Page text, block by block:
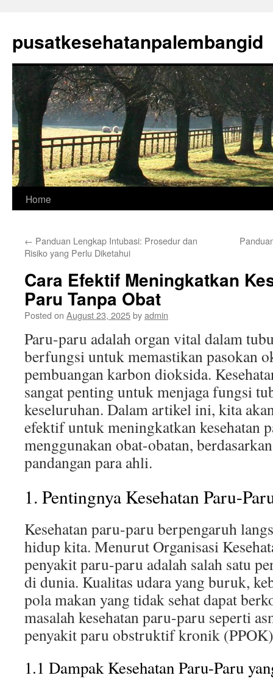
content
pusatkesehatanpalembangid
Home
← Panduan Lengkap Intubasi: Prosedur dan
Risiko yang Perlu Diketahui
Cara Efektif Meningkatkan
Paru Tanpa Obat
Posted on August 23, 2025byadmin
Paru-paru adalah organ vital dalam
berfungsi untuk memastikan pasokan
pembuangan karbon dioksida.
sangat penting untuk menjaga fungsi
keseluruhan. Dalam artikel ini, kita
efektif untuk meningkatkan kesehatan
menggunakan obat-obatan,
pandangan para ahli.
1. Pentingnya Kesehatan Paru-
Kesehatan paru-paru berpengaruh
hidup kita. Menurut Organisasi
penyakit paru-paru adalah salah satu
di dunia. Kualitas udara yang buruk,
pola makan yang tidak sehat dapat
masalah kesehatan paru-paru seperti
penyakit paru obstruktif kronik
1.1 Dampak Kesehatan Paru-Paru